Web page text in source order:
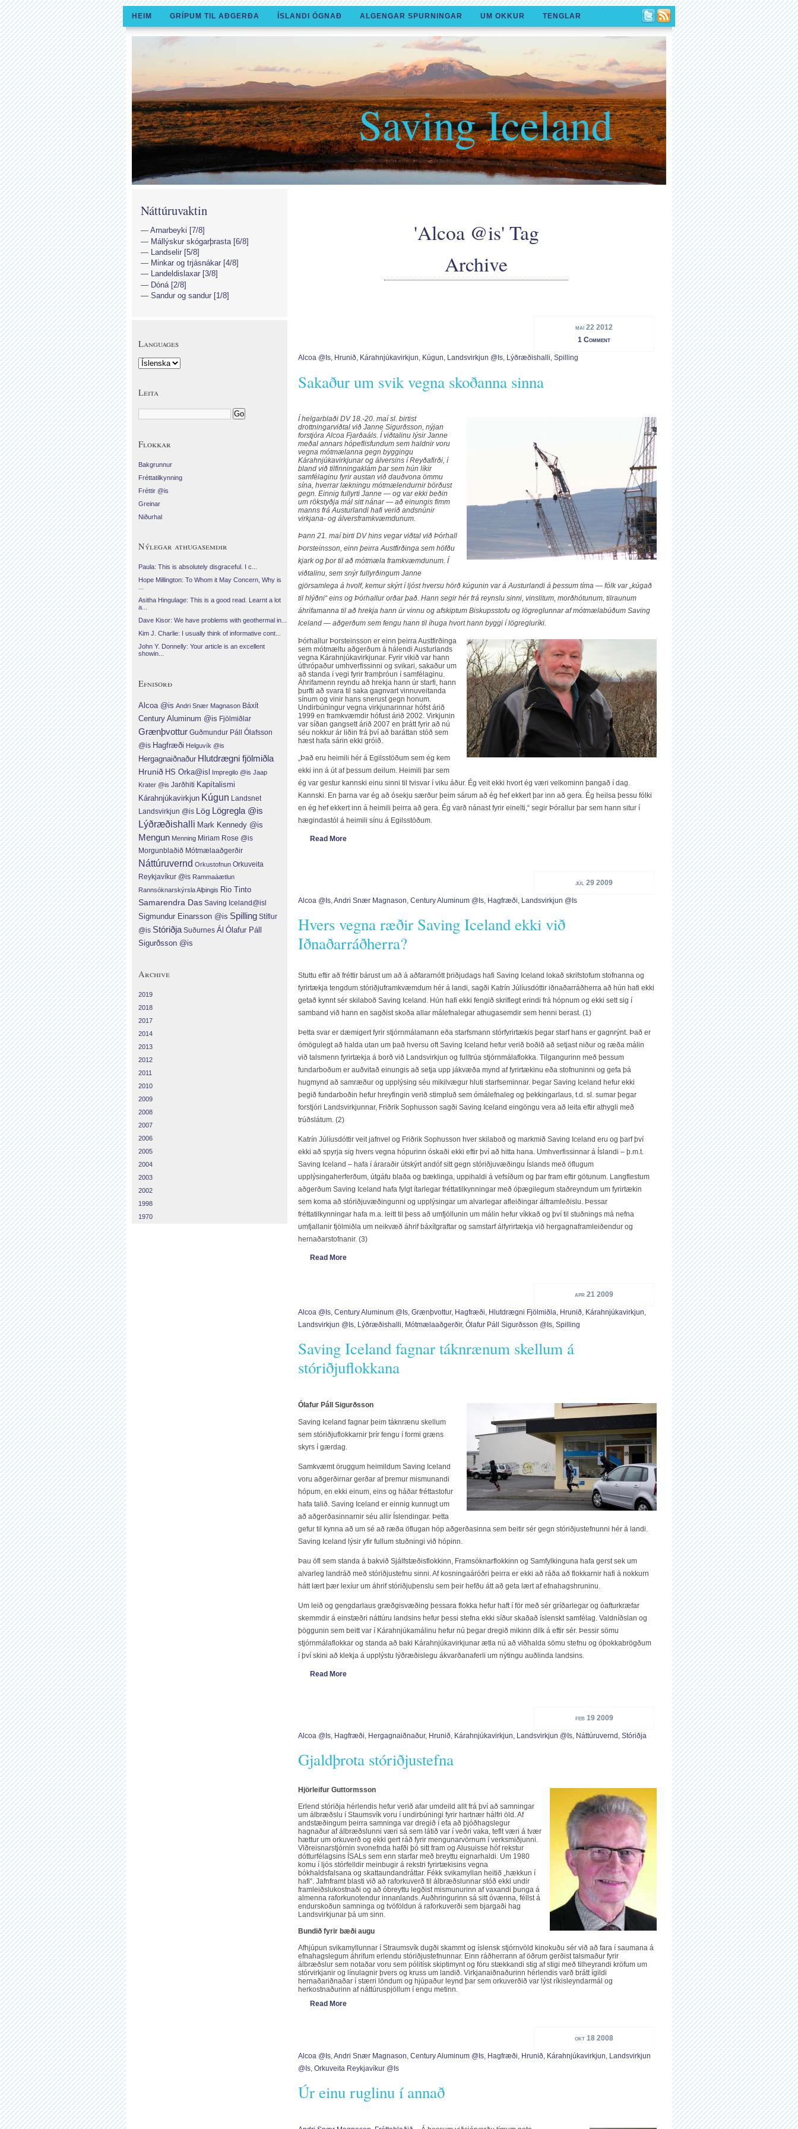
HEIM GRÍPUM TIL AÐGERÐA ÍSLANDI ÓGNAÐ ALGENGAR SPURNINGAR UM OKKUR TENGLAR
Saving Iceland
'Alcoa @is' Tag
Archive
maí 22 2012
1 Comment
Alcoa @is, Hrunið, Kárahnjúkavirkjun, Kúgun, Landsvirkjun @is, Lýðræðishalli, Spilling
Sakaður um svik vegna skoðanna sinna
Í helgarblaði DV 18.-20. maí sl. birtist
drottningarviðtal við Janne Sigurðsson, nýjan
forstjóra Alcoa Fjarðaáls. Í viðtalinu lýsir Janne
meðal annars hópeflisfundum sem haldnir voru
vegna mótmælanna gegn byggingu
Kárahnjúkavirkjunar og álversins í Reyðafirði, í
bland við tilfinningaklám þar sem hún líkir
samfélaginu fyrir austan við dauðvona ömmu
sína, hverrar lækningu mótmælendurnir börðust
gegn. Einnig fullyrti Janne — og var ekki beðin
um rökstyðja mál sitt nánar — að einungis fimm
manns frá Austurlandi hafi verið andsnúnir
virkjana- og álversframkvæmdunum.
Þann 21. maí birti DV hins vegar viðtal við Þórhall
Þorsteinsson, einn þeirra Austfirðinga sem höfðu
kjark og þor til að mótmæla framkvæmdunum. Í
viðtalinu, sem snýr fullyrðingum Janne
gjörsamlega á hvolf, kemur skýrt í ljóst hversu hörð kúgunin var á Austurlandi á þessum tíma — fólk var „kúgað
til hlýðni“ eins og Þórhallur orðar það. Hann segir hér frá reynslu sinni, vinslitum, morðhótunum, tilraunum
áhrifamanna til að hrekja hann úr vinnu og afskiptum Biskupsstofu og lögreglunnar af mótmælabúðum Saving
Iceland — aðgerðum sem fengu hann til íhuga hvort hann byggi í lögregluríki.
Þórhallur Þorsteinsson er einn þeirra Austfirðinga
sem mótmæltu aðgerðum á hálendi Austurlands
vegna Kárahnjúkavirkjunar. Fyrir vikið var hann
úthrópaður umhverfissinni og svikari, sakaður um
að standa í vegi fyrir framþróun í samfélaginu.
Áhrifamenn reyndu að hrekja hann úr starfi, hann
þurfti að svara til saka gagnvart vinnuveitanda
sínum og vinir hans snerust gegn honum.
Undirbúningur vegna virkjunarinnar hófst árið
1999 en framkvæmdir hófust árið 2002. Virkjunin
var síðan gangsett árið 2007 en þrátt fyrir að nú
séu nokkur ár liðin frá því að baráttan stóð sem
hæst hafa sárin ekki gróið.
„Það eru heimili hér á Egilsstöðum sem ég kem
ekki inn á út af þessum deilum. Heimili þar sem
ég var gestur kannski einu sinni til tvisvar í viku áður. Ég veit ekki hvort ég væri velkominn þangað í dag.
Kannski. En þarna var ég að ósekju særður þeim sárum að ég hef ekkert þar inn að gera. Ég heilsa þessu fólki
en ég hef ekkert inn á heimili þeirra að gera. Ég varð nánast fyrir einelti,“ segir Þórallur þar sem hann situr í
hægindastól á heimili sínu á Egilsstöðum.
Read More
júl 29 2009
Alcoa @is,Andri Snær Magnason, Century Aluminum @is, Hagfræði, Landsvirkjun @is
Hvers vegna ræðir Saving Iceland ekki við
Iðnaðarráðherra?
Stuttu eftir að fréttir bárust um að á aðfararnótt þriðjudags hafi Saving Iceland lokað skrifstofum stofnanna og
fyrirtækja tengdum stóriðjuframkvæmdum hér á landi, sagði Katrín Júlíusdóttir iðnaðarráðherra að hún hafi ekki
getað kynnt sér skilaboð Saving Iceland. Hún hafi ekki fengið skriflegt erindi frá hópnum og ekki sett sig í
samband við hann en sagðist skoða allar málefnalegar athugasemdir sem henni berast. (1)
Þetta svar er dæmigert fyrir stjórnmálamann eða starfsmann stórfyrirtækis þegar starf hans er gagnrýnt. Það er
ómögulegt að halda utan um það hversu oft Saving Iceland hefur verið boðið að setjast niður og ræða málin
við talsmenn fyrirtækja á borð við Landsvirkjun og fulltrúa stjórnmálaflokka. Tilgangurinn með þessum
fundarboðum er auðvitað einungis að setja upp jákvæða mynd af fyrirtækinu eða stofnuninni og gefa þá
hugmynd að samræður og upplýsing séu mikilvægur hluti starfseminnar. Þegar Saving Iceland hefur ekki
þegið fundarboðin hefur hreyfingin verið stimpluð sem ómálefnaleg og þekkingarlaus, t.d. sl. sumar þegar
forstjóri Landsvirkjunnar, Friðrik Sophusson sagði Saving Iceland eingöngu vera að leita eftir athygli með
trúðslátum. (2)
Katrín Júlíusdóttir veit jafnvel og Friðrik Sophusson hver skilaboð og markmið Saving Iceland eru og þarf því
ekki að spyrja sig hvers vegna hópurinn óskaði ekki eftir því að hitta hana. Umhverfissinnar á Íslandi – þ.m.t.
Saving Iceland – hafa í áraraðir útskýrt andóf sitt gegn stóriðjuvæðingu Íslands með öflugum
upplýsingaherferðum, útgáfu blaða og bæklinga, uppihaldi á vefsíðum og þar fram eftir götunum. Langflestum
aðgerðum Saving Iceland hafa fylgt ítarlegar fréttatilkynningar með óþægilegum staðreyndum um fyrirtækin
sem koma að stóriðjuvæðingunni og upplýsingar um alvarlegar afleiðingar álframleðislu. Þessar
fréttatilkynningar hafa m.a. leitt til þess að umfjöllunin um málin hefur víkkað og því til stuðnings má nefna
umfjallanir fjölmiðla um neikvæð áhrif báxítgraftar og samstarf álfyrirtækja við hergagnaframleiðendur og
hernaðarstofnanir. (3)
Read More
apr 21 2009
Alcoa @is, Century Aluminum @is, Grænþvottur, Hagfræði, Hlutdrægni Fjölmiðla, Hrunið, Kárahnjúkavirkjun,
Landsvirkjun @is, Lýðræðishalli, Mótmælaaðgerðir, Ólafur Páll Sigurðsson @is, Spilling
Saving Iceland fagnar táknrænum skellum á
stóriðjuflokkana
Ólafur Páll Sigurðsson
Saving Iceland fagnar þeim táknrænu skellum
sem stóriðjuflokkarnir þrír fengu í formi græns
skyrs í gærdag.
Samkvæmt öruggum heimildum Saving Iceland
voru aðgerðirnar gerðar af þremur mismunandi
hópum, en ekki einum, eins og háðar fréttastofur
hafa talið. Saving Iceland er einnig kunnugt um
að aðgerðasinnarnir séu allir Íslendingar. Þetta
gefur til kynna að um sé að ræða öflugan hóp aðgerðasinna sem beitir sér gegn stóriðjustefnunni hér á landi.
Saving Iceland lýsir yfir fullum stuðningi við hópinn.
Þau öfl sem standa á bakvið Sjálfstæðisflokkinn, Framsóknarflokkinn og Samfylkinguna hafa gerst sek um
alvarleg landráð með stóriðjustefnu sinni. Af kosningaáróðri þeirra er ekki að ráða að flokkarnir hafi á nokkurn
hátt lært þær lexíur um áhrif stóriðjuþenslu sem þeir hefðu átt að geta lært af efnahagshruninu.
Um leið og gengdarlaus græðgisvæðing þessara flokka hefur haft í för með sér gríðarlegar og óafturkræfar
skemmdir á einstæðri náttúru landsins hefur þessi stefna ekki síður skaðað íslenskt samfélag. Valdníðslan og
þöggunin sem beitt var í Kárahnjúkamálinu hefur nú þegar dregið mikinn dilk á eftir sér. Þessir sömu
stjórnmálaflokkar og standa að baki Kárahnjúkavirkjunar ætla nú að viðhalda sömu stefnu og óþokkabrögðum
í því skini að klekja á upplýstu lýðræðislegu ákvarðanaferli um nýtingu auðlinda landsins.
Read More
feb 19 2009
Alcoa @is Hagfræði Hergagnaiðnaður, Hrunið Kárahnjúkavirkjun Landsvirkjun @is Náttúruvernd Stóriðja
Gjaldþrota stóriðjustefna
Hjörleifur Guttormsson
Erlend stóriðja hérlendis hefur verið afar umdeild allt frá því að samningar
um álbræðslu í Staumsvík voru í undirbúningi fyrir hartnær hálfri öld. Af
andstæðingum þeirra samninga var dregið í efa að þjóðhagslegur
hagnaður af álbræðslunni væri sá sem látið var í veðri vaka, teflt væri á tvær
hættur um orkuverð og ekki gert ráð fyrir mengunarvörnum í verksmiðjunni.
Viðreisnarstjórnin svonefnda hafði þó sitt fram og Alusuisse hóf rekstur
dótturfélagsins ÍSALs sem enn starfar með breyttu eignarhaldi. Um 1980
komu í ljós stórfelldir meinbugir á rekstri fyrirtækisins vegna
bókhaldsfalsana og skattaundandráttar. Fékk svikamyllan heitið „hækkun í
hafi“. Jafnframt blasti við að raforkuverð til álbræðslunnar stóð ekki undir
framleiðslukostnaði og að óbreyttu legðist mismunurinn af vaxandi þunga á
almenna raforkunotendur innanlands. Auðhringurinn sá sitt óvænna, féllst á
endurskoðun samninga og tvöföldun á raforkuverði sem bjargaði hag
Landsvirkjunar þá um sinn.
Bundið fyrir bæði augu
Afhjúpun svikamyllunnar í Straumsvík dugði skammt og íslensk stjórnvöld kinokuðu sér við að fara í saumana á
efnahagslegum áhrifum erlendu stóriðjustefnunnar. Einn ráðherrann af öðrum gerðist talsmaður fyrir
álbræðslur sem notaðar voru sem pólitísk skiptimynt og fóru stækkandi stig af stigi með tilheyrandi kröfum um
stórvirkjanir og línulagnir þvers og kruss um landið. Virkjanaiðnaðurinn hérlendis varð brátt ígildi
hernaðariðnaðar í stærri löndum og hjúpaður leynd þar sem orkuverðið var lýst ríkisleyndarmál og
herkostnaðurinn af náttúruspjöllum í engu metinn.
Read More
okt 18 2008
Alcoa @is Andri Snær Magnason Century Aluminum @is Hagfræði Hrunið Kárahnjúkavirkjun Landsvirkjun
@is Orkuveita Reykjavíkur @is
Úr einu ruglinu í annað
Náttúruvaktin
Arnarbeyki [7/8]
Mállýskur skógarþrasta [6/8]
Landselir [5/8]
Minkar og trjásnákar [4/8]
Landeldislaxar [3/8]
Dóná [2/8]
Sandur og sandur [1/8]
Languages
Leita
Flokkar
Bakgrunnur
Fréttatilkynning
Fréttir @is
Greinar
Niðurhal
Nýlegar athugasemdir
Paula: This is absolutely disgraceful. I c...
Hope Millington: To Whom it May Concern, Why is
Asitha Hingulage: This is a good read. Learnt a lot
a...
Dave Kisor: We have problems with geothermal in...
Kim J. Charlie: I usually think of informative cont...
John Y. Donnelly: Your article is an excellent
showin...
Efnisorð
Alcoa @is Andri Snær Magnason Báxít
Century Aluminum @is Fjölmiðlar
Grænþvottur Guðmundur Páll Ólafsson
@is Hagfræði Helguvík @is
Hergagnaiðnaður Hlutdrægni fjölmiðla
Hrunið HS Orka@isl Impregilo @is Jaap
Krater @is Jarðhiti Kapítalismi
Kárahnjúkavirkjun Kúgun Landsnet
Landsvirkjun @is Lög Lögregla @is
Lýðræðishalli Mark Kennedy @is
Mengun Menning Miriam Rose @is
Morgunblaðið Mótmælaaðgerðir
Náttúruvernd Orkustofnun Orkuveita
Reykjavíkur @is Rammaáætlun
Rannsóknarskýrsla Alþingis Rio Tinto
Samarendra Das Saving Iceland@isl
Sigmundur Einarsson @is Spilling Stíflur
@is Stóriðja Suðurnes Ál Ólafur Páll
Sigurðsson @is
Archive
2019
2018
2017
2014
2013
2012
2011
2010
2009
2008
2007
2006
2005
2004
2003
2002
1998
1970